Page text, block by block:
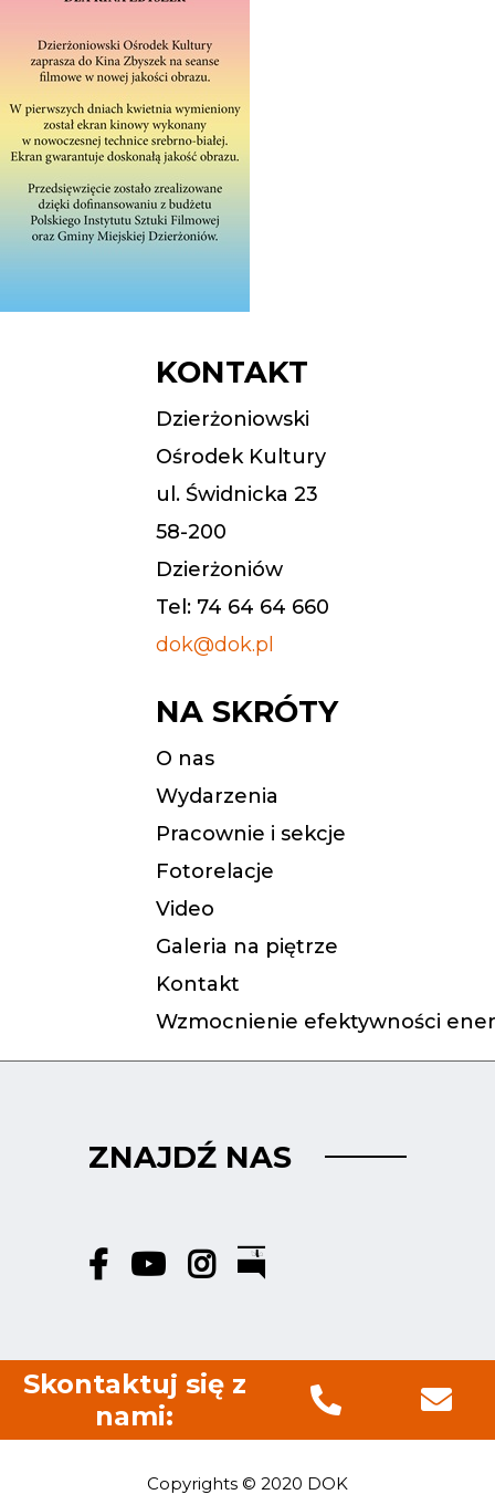
KONTAKT
Dzierżoniowski
Ośrodek Kultury
ul. Świdnicka 23
58-200
Dzierżoniów
Tel: 74 64 64 660
dok@dok.pl
NA SKRÓTY
O nas
Wydarzenia
Pracownie i sekcje
Fotorelacje
Video
Galeria na piętrze
Kontakt
Wzmocnienie efektywności
ZNAJDŹ NAS
Skontaktuj się z
nami:
Copyrights © 2020 DOK